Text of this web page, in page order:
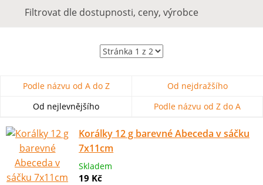
Filtrovat dle dostupnosti, ceny, výrobce
Podle názvu od A do Z
Od nejdražšího
Od nejlevnějšího
Podle názvu od Z do A
Korálky 12 g barevné Abeceda v sáčku
7x11cm
Skladem
19 Kč